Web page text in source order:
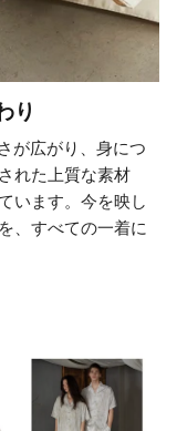
り
が広がり、身につ
れた上質な素材
います。今を映し
、すべての一着に